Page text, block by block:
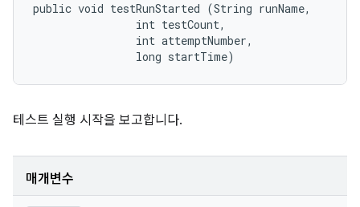
public void testRunStarted (String runName,
                int testCount,
                int attemptNumber,
                long startTime)
테스트 실행 시작을 보고합니다.
매개변수